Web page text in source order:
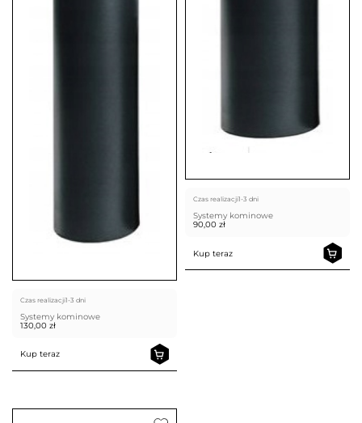
Czas realizacji1-3 dni
Systemy kominowe
130,00 zł
Kup teraz
Czas realizacji1-3 dni
Systemy kominowe
90,00 zł
Kup teraz